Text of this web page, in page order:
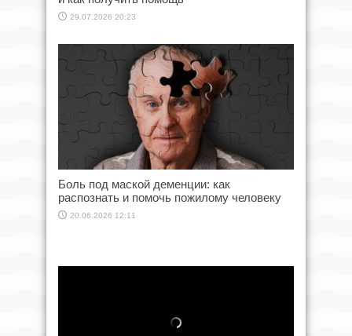
29.07.2026 20:23
Боль под маской деменции: как
распознать и помочь пожилому человеку
20.06.2026 12:11